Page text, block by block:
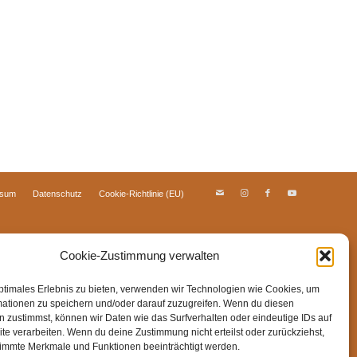
Cookie-Zustimmung verwalten
Erlebnis zu bieten, verwenden wir Technologien wie Cookies, um
zu speichern und/oder darauf zuzugreifen. Wenn du diesen
zustimmst, können wir Daten wie das Surfverhalten oder eindeutige IDs auf
verarbeiten. Wenn du deine Zustimmung nicht erteilst oder zurückziehst,
Merkmale und Funktionen beeinträchtigt werden.
Datenschutz Cookie-Richtlinie (EU)